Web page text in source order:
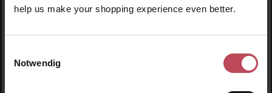
help us make your shopping experience even better.
Notwendig
15 ml(226,33 € / 100 ml)
Regulärer Preis:
33,95 €
Produkt Anzahl: Gib den gewünschten Wert